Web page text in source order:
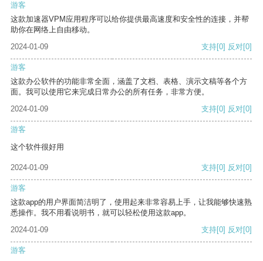
游客
这款加速器VPM应用程序可以给你提供最高速度和安全性的连接，并帮
助你在网络上自由移动。
2024-01-09
支持[0] 反对[0]
游客
这款办公软件的功能非常全面，涵盖了文档、表格、演示文稿等各个方
面。我可以使用它来完成日常办公的所有任务，非常方便。
2024-01-09
支持[0] 反对[0]
游客
这个软件很好用
2024-01-09 支持[0] 反对[0]
游客
这款app的用户界面简洁明了，使用起来非常容易上手，让我能够快速熟
悉操作。我不用看说明书，就可以轻松使用这款app。
2024-01-09
支持[0] 反对[0]
游客